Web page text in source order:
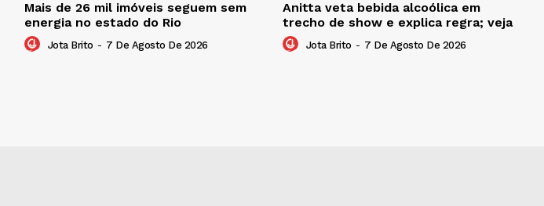
Mais de 26 mil imóveis seguem sem
energia no estado do Rio
Jota Brito - 7 De Agosto De 2026
Anitta veta bebida alcoólica em
trecho de show e explica regra; veja
Jota Brito - 7 De Agosto De 2026